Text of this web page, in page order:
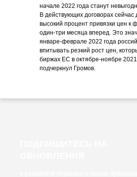
начале 2022 года станут
В действующих договорах сейчас
высокий процент привязки цен к
один-три месяца вперед. Это
январе-феврале 2022 года
впитывать резкий рост цен,
биржах ЕС в октябре-ноябре
подчеркнул Громов.